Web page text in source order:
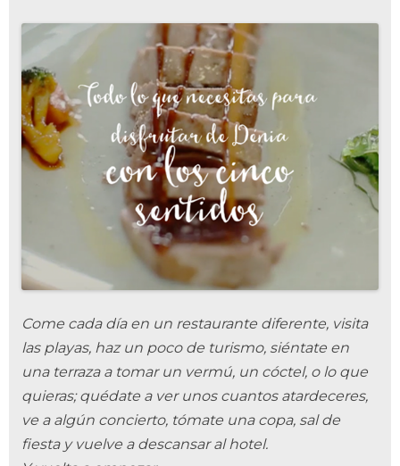
Come cada día en un restaurante diferente, visita
las playas, haz un poco de turismo, siéntate en
una terraza a tomar un vermú, un cóctel, o lo que
quieras; quédate a ver unos cuantos atardeceres,
ve a algún concierto, tómate una copa, sal de
fiesta y vuelve a descansar al hotel.